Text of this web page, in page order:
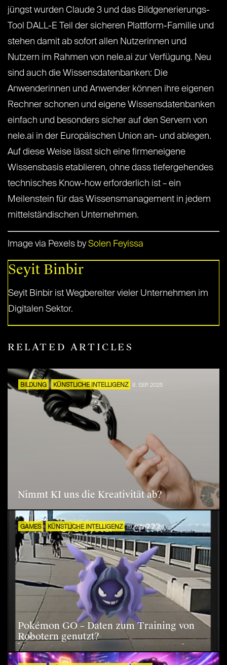
jüngst wurden Claude 3 und das Bildgenerierungs-
Tool DALL-E Teil der sicheren Plattform-Familie und
stehen damit ab sofort allen Nutzerinnen und
Nutzern im Rahmen von nele.ai zur Verfügung. Neu
sind auch die Wissensdatenbanken: Die
Anwenderinnen und Anwender können ihre eigenen
Rechner schonen und eigene Wissensdatenbanken
einfach und besonders sicher auf den Servern von
nele.ai in der Europäischen Union an- und ablegen.
Auf diese Weise lässt sich eine firmeneigene
Wissensbasis etablieren, ohne dass tiefergehendes
technisches Know-how erforderlich ist – ein
Meilenstein für das Wissensmanagement in jedem
mittelständischen Unternehmen.
Image via Pexels bySolen Feyissa
Seyit Binbir
Seyit Binbir ist Wegbereiter vieler Unternehmen im
Digitalen Sektor.
RELATED ARTICLES
BILDUNG KÜNSTLICHE INTELLIGENZ 8. SEP. 2025
Nimmt KI uns die Kreativität ab?
GAMES KÜNSTLICHE INTELLIGENZ 19. MÄRZ 2026
Pokémon GO – Daten zum Training von
Robotern genutzt?